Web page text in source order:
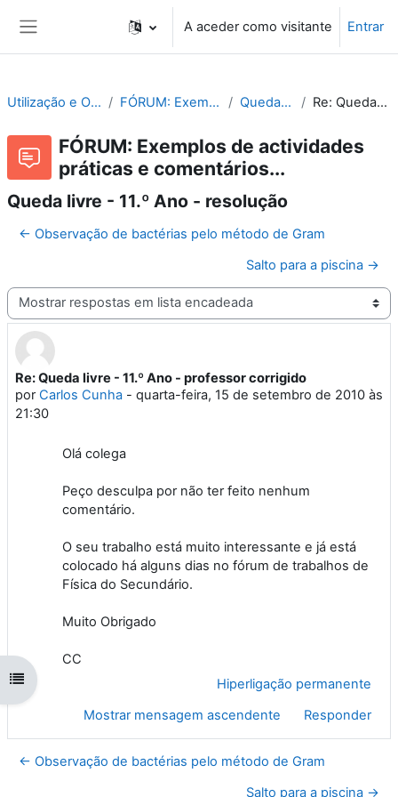
A aceder como visitante Entrar
Abrir índice da disciplina
Utilização e Organização de Laboratórios Escolares FÓRUM: Exemplos de actividades práticas e comentários... Queda livre - 11.º Ano - resolução Re: Queda livre - 11.º Ano - professor corrigido
FÓRUM: Exemplos de actividades
práticas e comentários...
Queda livre - 11.º Ano - resolução
← Observação de bactérias pelo método de Gram
Salto para a piscina →
Modo de visualização
Re: Queda livre - 11.º Ano - professor corrigido
porCarlos Cunha - quarta-feira, 15 de setembro de 2010 às
21:30
Número de respostas: 0
Olá colega
Peço desculpa por não ter feito nenhum
comentário.
O seu trabalho está muito interessante e já está
colocado há alguns dias no fórum de trabalhos de
Física do Secundário.
Muito Obrigado
CC
Hiperligação permanente
Mostrar mensagem ascendente
Responder
← Observação de bactérias pelo método de Gram
Salto para a piscina →